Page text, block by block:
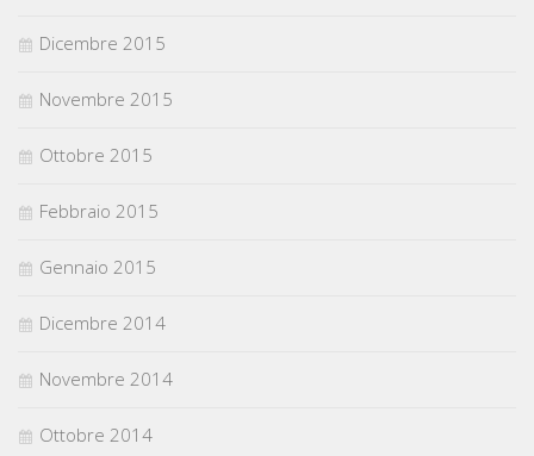
Dicembre 2015
Novembre 2015
Ottobre 2015
Febbraio 2015
Gennaio 2015
Dicembre 2014
Novembre 2014
Ottobre 2014